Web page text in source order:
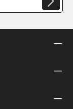
Pflichtfelder.